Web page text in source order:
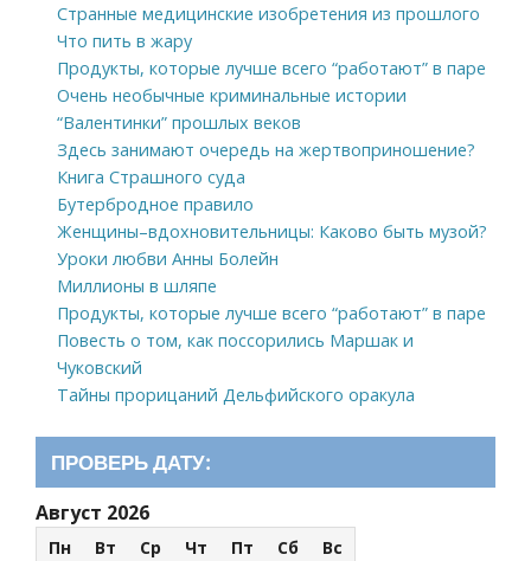
Странные медицинские изобретения из прошлого
Что пить в жару
Продукты, которые лучше всего “работают” в паре
Очень необычные криминальные истории
“Валентинки” прошлых веков
Здесь занимают очередь на жертвоприношение?
Книга Страшного суда
Бутербродное правило
Женщины–вдохновительницы: Каково быть музой?
Уроки любви Анны Болейн
Миллионы в шляпе
Продукты, которые лучше всего “работают” в паре
Повесть о том, как поссорились Маршак и
Чуковский
Тайны прорицаний Дельфийского оракула
ПРОВЕРЬ ДАТУ:
Август 2026
Пн Вт Ср Чт Пт Сб
Вс